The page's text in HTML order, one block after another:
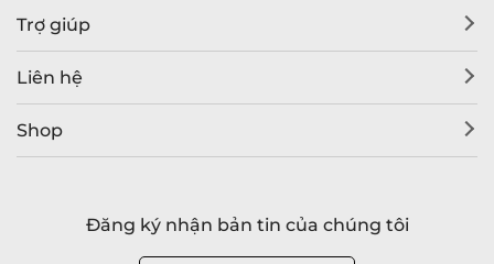
Trợ giúp
Liên hệ
Shop
Đăng ký nhận bản tin của chúng tôi